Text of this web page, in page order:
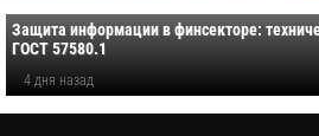
Защита информации в финсекторе:
ГОСТ 57580.1
4 дня назад